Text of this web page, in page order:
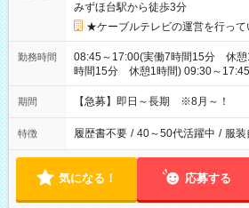
みずほ台駅から徒歩3分
★ケーブルテレビの運営を行っ
勤務時間
08:45～17:00(実働7時間15分 休憩
時間15分 休憩1時間) 09:30～
間) ※11:45～20:00：週1回程度遅
属チームにより
期間 【急募】即日～長期 ※8月～！
特徴 履歴書不要 / 40～50代活躍中 / 服装
気になる！ 応募する